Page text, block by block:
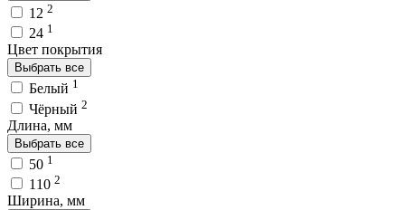
12 2
24 1
Цвет покрытия
Выбрать все
Белый 1
Чёрный 2
Длина, мм
Выбрать все
50 1
110 2
Ширина, мм